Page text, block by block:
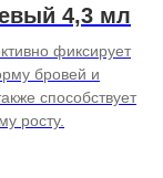
4,3 мл
фиксирует
бровей и
способствует
росту.